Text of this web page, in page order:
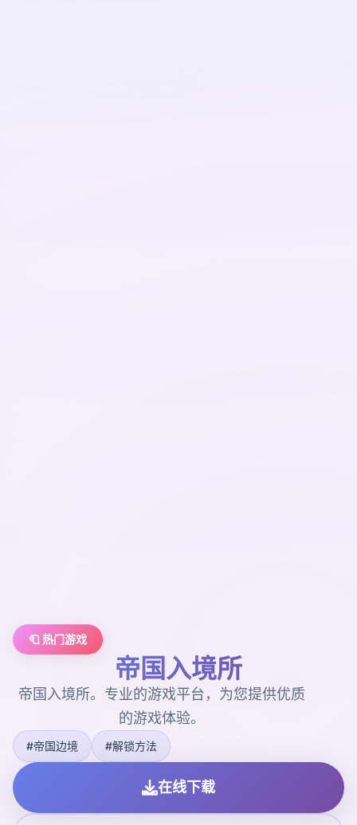
🧻 热门游戏
帝国入境所
帝国入境所。专业的游戏平台，为您提供优质
的游戏体验。
#帝国边境 #解锁方法
在线下载